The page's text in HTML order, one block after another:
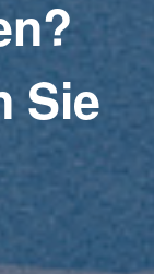
Sie